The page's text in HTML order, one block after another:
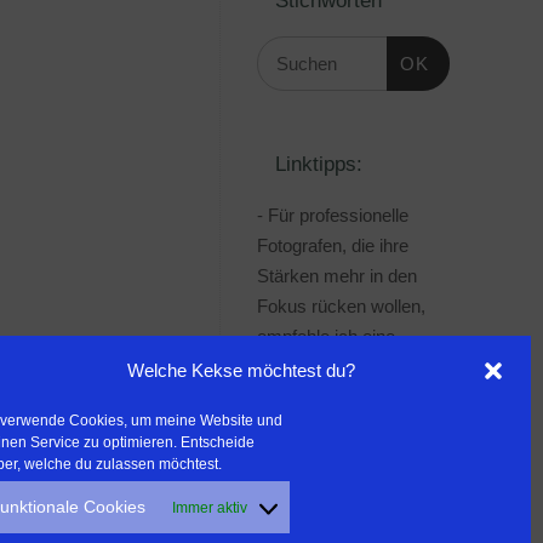
Welche Kekse möchtest du?
verwende Cookies, um meine Website und
Service zu optimieren. Entscheide
welche du zulassen möchtest.
Cookies Immer aktiv
OK
Linktipps:
- Für professionelle
Fotografen, die ihre
Stärken mehr in den
Fokus rücken wollen,
empfehle ich eine
Beratung durch Frau
Wanderfreak.de